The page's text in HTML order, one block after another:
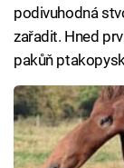
podivuhodná
zařadit. Hned
pakůň